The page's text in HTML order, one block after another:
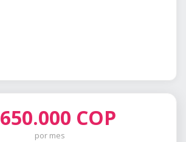
650.000 COP
por mes